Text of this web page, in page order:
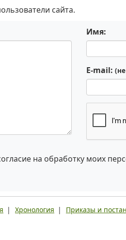
сайта.
Имя:
E-mail:
на обработку моих
| Хронология | Приказы и